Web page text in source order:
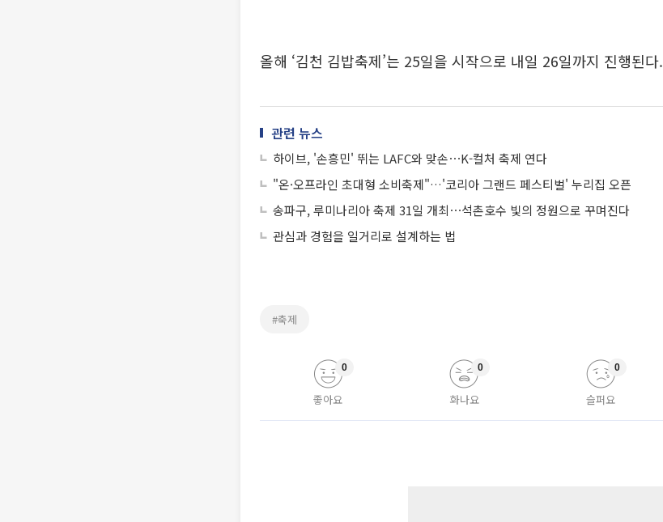
올해 ‘김천 김밥축제’는 25일을 시작으로 내일 26일까지 진행된다.
관련 뉴스
하이브, '손흥민' 뛰는 LAFC와 맞손⋯K-컬처 축제 연다
"온·오프라인 초대형 소비축제"…'코리아 그랜드 페스티벌' 누리집 오픈
송파구, 루미나리아 축제 31일 개최⋯석촌호수 빛의 정원으로 꾸며진다
관심과 경험을 일거리로 설계하는 법
#축제
좋아요
0
화나요
0
슬퍼요
0